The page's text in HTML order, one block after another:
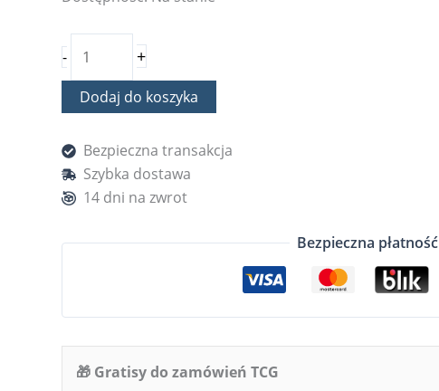
- +
Dodaj do koszyka
Bezpieczna transakcja
Szybka dostawa
14 dni na zwrot
Bezpieczna płatność
🎁 Gratisy do zamówień TCG